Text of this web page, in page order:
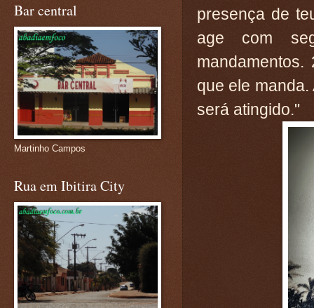
presença de
age com
que ele
será atingido."
Bar central
Martinho Campos
Rua em Ibitira City